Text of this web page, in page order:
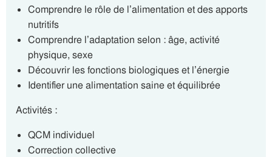
Comprendre le rôle de l’alimentation et des apports
nutritifs
Comprendre l’adaptation selon : âge, activité
physique, sexe
Découvrir les fonctions biologiques et l’énergie
Identifier une alimentation saine et équilibrée
Activités :
QCM individuel
Correction collective